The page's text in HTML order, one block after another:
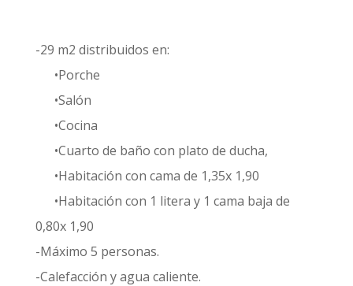
-29 m2 distribuidos en:
•Porche
•Salón
•Cocina
•Cuarto de baño con plato de ducha,
•Habitación con cama de 1,35x 1,90
•Habitación con 1 litera y 1 cama baja de
0,80x 1,90
-Máximo 5 personas.
-Calefacción y agua caliente.